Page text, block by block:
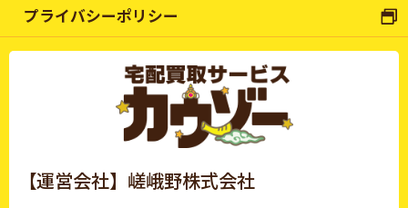
プライバシーポリシー
【運営会社】嵯峨野株式会社